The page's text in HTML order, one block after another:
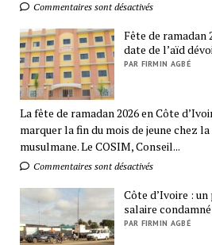
Commentaires sont désactivés
Fête de ramadan
date de l’aïd
PAR FIRMIN AGBÉ
La fête de ramadan 2026 en Côte
marquer la fin du mois de jeune chez
musulmane. Le COSIM, Conseil...
Commentaires sont désactivés
Côte d’Ivoire :
salaire
PAR FIRMIN AGBÉ